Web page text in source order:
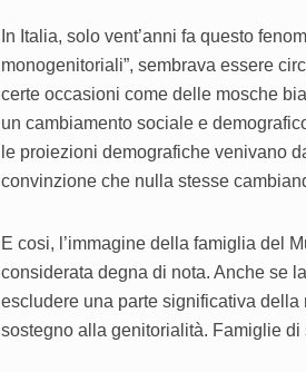
In Italia, solo vent’anni fa questo
monogenitoriali”, sembrava essere
certe occasioni come delle mosche
un cambiamento sociale e
le proiezioni demografiche venivano
convinzione che nulla stesse
E cosi, l’immagine della famiglia del
considerata degna di nota. Anche se
escludere una parte significativa
sostegno alla genitorialità. Famiglie di